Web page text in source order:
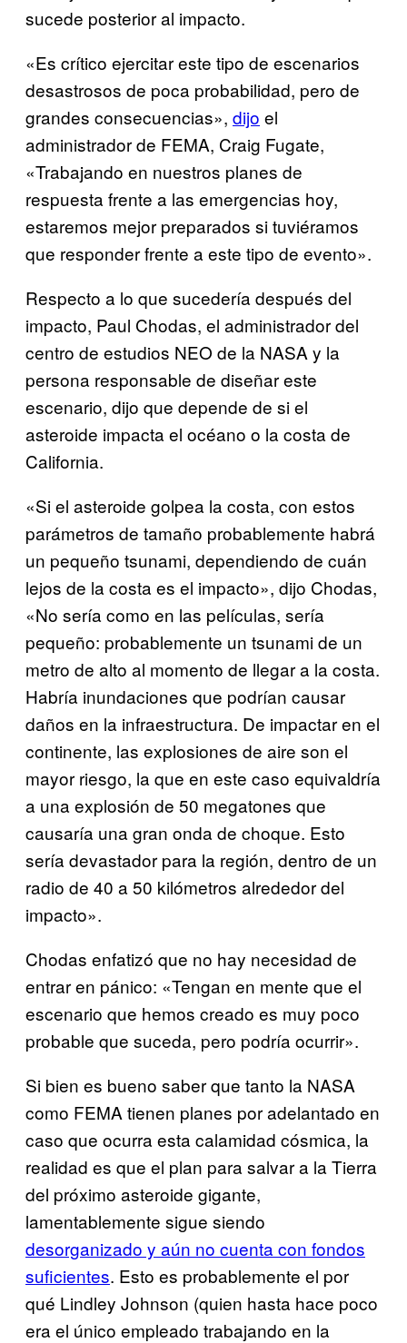
sucede posterior al impacto.
«Es crítico ejercitar este tipo de escenarios
desastrosos de poca probabilidad, pero de
grandes consecuencias», dijo el
administrador de FEMA, Craig Fugate,
«Trabajando en nuestros planes de
respuesta frente a las emergencias hoy,
estaremos mejor preparados si tuviéramos
que responder frente a este tipo de evento».
Respecto a lo que sucedería después del
impacto, Paul Chodas, el administrador del
centro de estudios NEO de la NASA y la
persona responsable de diseñar este
escenario, dijo que depende de si el
asteroide impacta el océano o la costa de
California.
«Si el asteroide golpea la costa, con estos
parámetros de tamaño probablemente habrá
un pequeño tsunami, dependiendo de cuán
lejos de la costa es el impacto», dijo Chodas,
«No sería como en las películas, sería
pequeño: probablemente un tsunami de un
metro de alto al momento de llegar a la costa.
Habría inundaciones que podrían causar
daños en la infraestructura. De impactar en el
continente, las explosiones de aire son el
mayor riesgo, la que en este caso equivaldría
a una explosión de 50 megatones que
causaría una gran onda de choque. Esto
sería devastador para la región, dentro de un
radio de 40 a 50 kilómetros alrededor del
impacto».
Chodas enfatizó que no hay necesidad de
entrar en pánico: «Tengan en mente que el
escenario que hemos creado es muy poco
probable que suceda, pero podría ocurrir».
Si bien es bueno saber que tanto la NASA
como FEMA tienen planes por adelantado en
caso que ocurra esta calamidad cósmica, la
realidad es que el plan para salvar a la Tierra
del próximo asteroide gigante,
lamentablemente sigue siendo
desorganizado y aún no cuenta con fondos
suficientes. Esto es probablemente el por
qué Lindley Johnson (quien hasta hace poco
era el único empleado trabajando en la